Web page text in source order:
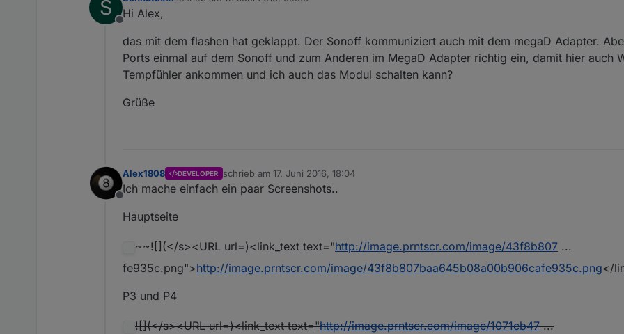
S
Offline
zuletzt editiert von
Hi Alex,
das mit dem flashen hat geklappt. Der Sonoff kommuniziert auch mit dem megaD Adapter.
Ports einmal auf dem Sonoff und zum Anderen im MegaD Adapter richtig ein, damit hier auch
Tempfühler ankommen und ich auch das Modul schalten kann?
Grüße
Offline
Alex1808 DEVELOPER schrieb am 17. Juni 2016, 18:04
zuletzt editiert von
Ich mache einfach ein paar Screenshots..
Hauptseite
~~![](</s><URL url=)<link_text text="http://image.prntscr.com/image/43f8b807 ...
fe935c.png">http://image.prntscr.com/image/43f8b807baa645b08a00b906cafe935c.png</
P3 und P4
![](</s><URL url=)<link_text text="http://image.prntscr.com/image/1071cb47...